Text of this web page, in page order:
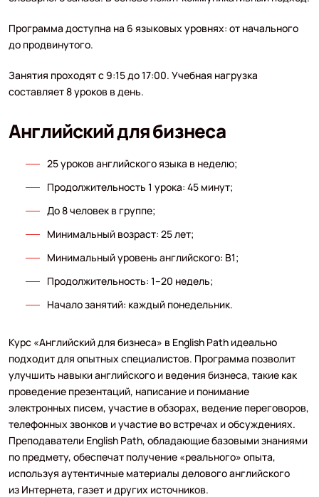
Программа доступна на 6 языковых уровнях: от начального
до продвинутого.
Занятия проходят с 9:15 до 17:00. Учебная нагрузка
составляет 8 уроков в день.
Английский для бизнеса
25 уроков английского языка в неделю;
Продолжительность 1 урока: 45 минут;
До 8 человек в группе;
Минимальный возраст: 25 лет;
Минимальный уровень английского: B1;
Продолжительность: 1–20 недель;
Начало занятий: каждый понедельник.
Курс «Английский для бизнеса» в English Path идеально
подходит для опытных специалистов. Программа позволит
улучшить навыки английского и ведения бизнеса, такие как
проведение презентаций, написание и понимание
электронных писем, участие в обзорах, ведение переговоров,
телефонных звонков и участие во встречах и обсуждениях.
Преподаватели English Path, обладающие базовыми знаниями
по предмету, обеспечат получение «реального» опыта,
используя аутентичные материалы делового английского
из Интернета, газет и других источников.